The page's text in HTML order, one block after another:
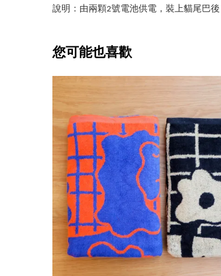
說明：由兩顆2號電池供電，裝上貓尾巴
您可能也喜歡